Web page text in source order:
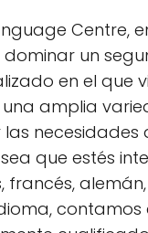
Centre,
un
en el que
amplia
necesidades
que estés
francés,
contamos